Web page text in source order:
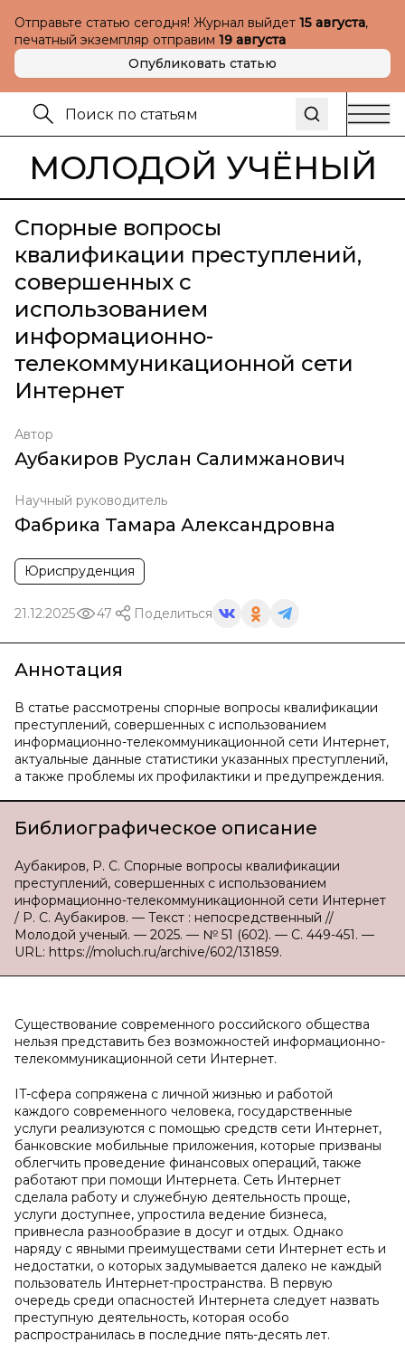
Отправьте статью сегодня! Журнал выйдет 15 августа,
печатный экземпляр отправим 19 августа
Опубликовать статью
МОЛОДОЙ УЧЁНЫЙ
Спорные вопросы
квалификации преступлений,
совершенных с
использованием
информационно-
телекоммуникационной сети
Интернет
Автор
Аубакиров Руслан Салимжанович
Научный руководитель
Фабрика Тамара Александровна
Юриспруденция
21.12.2025 47 Поделиться
Аннотация
В статье рассмотрены спорные вопросы квалификации
преступлений, совершенных с использованием
информационно-телекоммуникационной сети Интернет,
актуальные данные статистики указанных преступлений,
а также проблемы их профилактики и предупреждения.
Библиографическое описание
Аубакиров, Р. С. Спорные вопросы квалификации
преступлений, совершенных с использованием
информационно-телекоммуникационной сети Интернет
/ Р. С. Аубакиров. — Текст : непосредственный //
Молодой ученый. — 2025. — № 51 (602). — С. 449-451. —
URL: https://moluch.ru/archive/602/131859.
Существование современного российского общества
нельзя представить без возможностей информационно-
телекоммуникационной сети Интернет.
IT-сфера сопряжена с личной жизнью и работой
каждого современного человека, государственные
услуги реализуются с помощью средств сети Интернет,
банковские мобильные приложения, которые призваны
облегчить проведение финансовых операций, также
работают при помощи Интернета. Сеть Интернет
сделала работу и служебную деятельность проще,
услуги доступнее, упростила ведение бизнеса,
привнесла разнообразие в досуг и отдых. Однако
наряду с явными преимуществами сети Интернет есть и
недостатки, о которых задумывается далеко не каждый
пользователь Интернет-пространства. В первую
очередь среди опасностей Интернета следует назвать
преступную деятельность, которая особо
распространилась в последние пять-десять лет.